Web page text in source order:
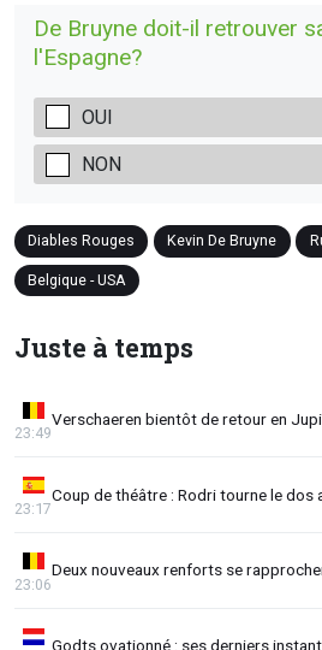
De Bruyne doit-il retrouver
l'Espagne?
OUI
NON
Diables Rouges Kevin De Bruyne
Belgique - USA
Juste à temps
Verschaeren bientôt de retour en
23:49
Coup de théâtre : Rodri tourne le dos
23:17
Deux nouveaux renforts se
23:06
Godts ovationné : ses derniers